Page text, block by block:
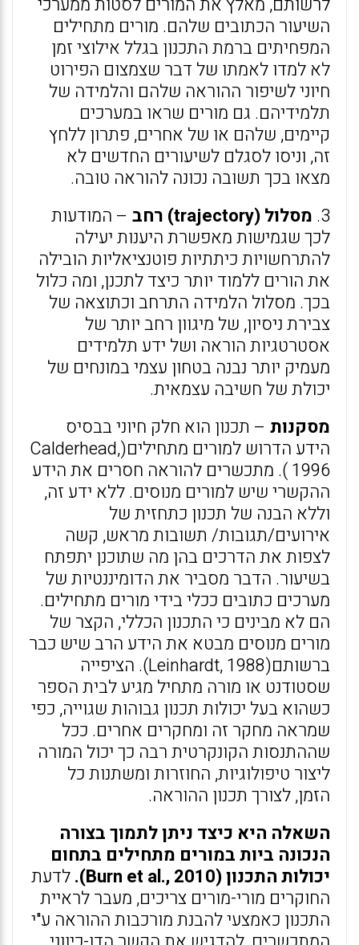
השיעור הכתובים שלהם. מורים מתחילים
המפחיתים ברמת התכנון בגלל אילוצי זמן
לא למדו לאמתו של דבר שצמצום הפירוט
חיוני לשיפור ההוראה שלהם והלמידה של
תלמידיהם. גם מורים שראו במערכים
קיימים, שלהם או של אחרים, פתרון ללחץ
זה, וניסו לסגלם לשיעורים החדשים לא
מצאו בכך תשובה נכונה להוראה טובה.
3. מסלול (trajectory) רחב
– המודעות
לכך שגמישות מאפשרת היענות יעילה
להתרחשויות כיתתיות פוטנציאליות הובילה
את הורים ללמוד יותר כיצד לתכנן, ומה כלול
בכך. מסלול הלמידה התרחב וכתוצאה של
צבירת ניסיון, של מיגוון רחב יותר של
אסטרטגיות הוראה ושל ידע תלמידים
מעמיק יותר נבנה בטחון עצמי במונחים של
יכולת של חשיבה עצמאית.
מסקנות – תכנון הוא חלק חיוני בבסיס
הידע הדרוש למורים מתחילים(Calderhead,
1996 ). מתכשרים להוראה חסרים את הידע
ההקשרי שיש למורים מנוסים. ללא ידע זה,
וללא הבנה של תכנון כתחזית של
אירועים/תגובות/ תשובות מראש, קשה
לצפות את הדרכים בהן מה שתוכנן יתפתח
בשיעור. הדבר מסביר את הדומיננטיות של
מערכים כתובים ככלי בידי מורים מתחילים.
הם לא מבינים כי התכנון הכללי, הקצר של
מורים מנוסים מבטא את הידע הרב שיש כבר
ברשותם(Leinhardt, 1988). הציפייה
שסטודנט או מורה מתחיל מגיע לבית הספר
כשהוא בעל יכולות תכנון גבוהות שגוייה, כפי
שמראה מחקר זה ומחקרים אחרים. ככל
שההתנסות הקונקרטית רבה כך יכול המורה
ליצור טיפולוגיות, החוזרות ומשתנות כל
הזמן, לצורך תכנון ההוראה.
השאלה היא כיצד ניתן לתמוך בצורה
הנכונה ביות במורים מתחילים בתחום
יכולות התכנון (Burn et al., 2010).
לדעת
החוקרים מורי-מורים צריכים, מעבר לראיית
התכנון כאמצעי להבנת מורכבות ההוראה ע"י